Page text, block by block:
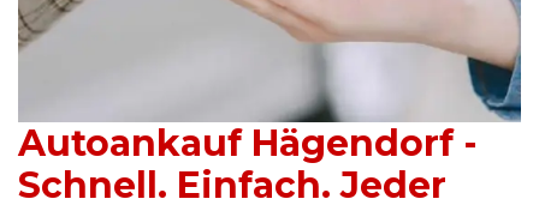
Autoankauf Hägendorf -
Schnell. Einfach. Jeder